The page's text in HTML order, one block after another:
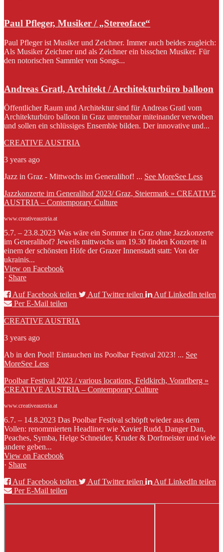
Paul Pfleger, Musiker / „Stereoface“
Paul Pfleger ist Musiker und Zeichner. Immer auch beides zugleich:
Als Musiker Zeichner und als Zeichner ein bisschen Musiker. Für
den notorischen Sammler von Songs...
Andreas Gratl, Architekt / Architekturbüro balloon
Öffentlicher Raum und Architektur sind für Andreas Gratl vom
Architekturbüro balloon in Graz untrennbar miteinander verwoben
und sollen ein schlüssiges Ensemble bilden. Der innovative und...
CREATIVE AUSTRIA
3 years ago
Jazz in Graz - Mittwochs im Generalihof! ... See MoreSee Less
Jazzkonzerte im Generalihof 2023/ Graz, Steiermark » CREATIVE
AUSTRIA – Contemporary Culture
www.creativeaustria.at
5.7. – 23.8.2023 Was wäre ein Sommer in Graz ohne Jazzkonzerte
im Generalihof? Jeweils mittwochs um 19.30 finden Konzerte in
einem der schönsten Höfe der Grazer Innenstadt statt: Von der
ukrainis...
View on Facebook
· Share
Auf Facebook teilen
Auf Twitter teilen
Auf LinkedIn teilen
Per E-Mail teilen
CREATIVE AUSTRIA
3 years ago
Ab in den Pool! Eintauchen ins Poolbar Festival 2023! ... See
MoreSee Less
Poolbar Festival 2023 / various locations, Feldkirch, Vorarlberg »
CREATIVE AUSTRIA – Contemporary Culture
www.creativeaustria.at
6.7. – 14.8.2023 Das Poolbar Festival schöpft wieder aus dem
Vollen: renommierten Headliner wie Xavier Rudd, Danger Dan,
Peaches, Symba, Helge Schneider, Kruder & Dorfmeister und viele
andere geben...
View on Facebook
· Share
Auf Facebook teilen
Auf Twitter teilen
Auf LinkedIn teilen
Per E-Mail teilen